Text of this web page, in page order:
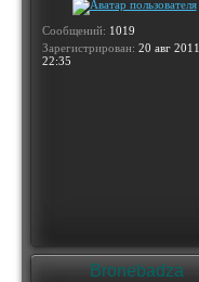
Сообщений: 1019
Зарегистрирован: 20 авг 2011,
22:35
Bronebadza